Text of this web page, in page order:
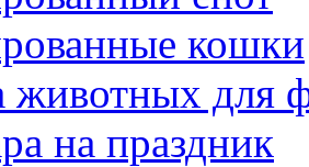
кошки
животных для
на праздник